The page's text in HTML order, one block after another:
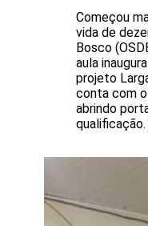
Começou
vida de
Bosco
aula
projeto
conta com
abrindo
qualificação.